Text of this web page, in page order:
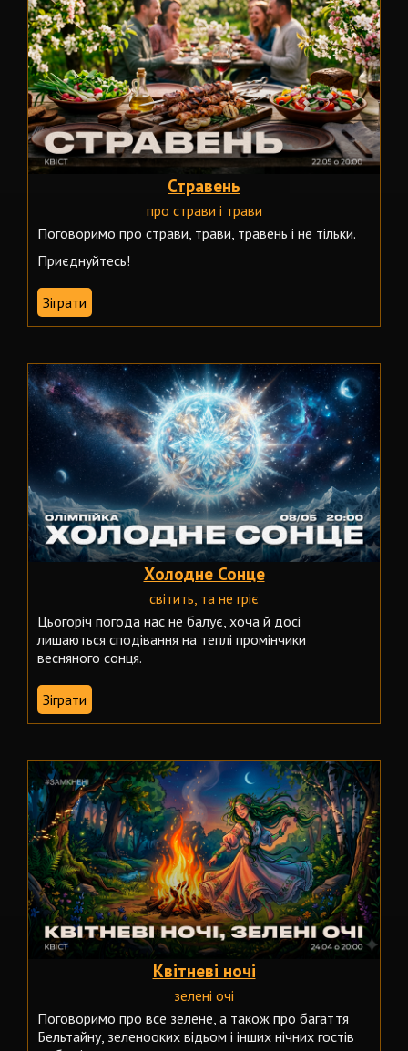
Стравень
про страви і трави
Поговоримо про страви, трави, травень і не тільки.
Приєднуйтесь!
Зіграти
Холодне Сонце
світить, та не гріє
Цьогоріч погода нас не балує, хоча й досі
лишаються сподівання на теплі промінчики
весняного сонця.
Зіграти
Квітневі ночі
зелені очі
Поговоримо про все зелене, а також про багаття
Бельтайну, зеленооких відьом і інших нічних гостів